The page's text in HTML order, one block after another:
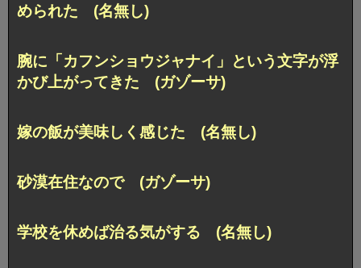
められた (名無し)
腕に「カフンショウジャナイ」という文字が浮
かび上がってきた (ガゾーサ)
嫁の飯が美味しく感じた (名無し)
砂漠在住なので (ガゾーサ)
学校を休めば治る気がする (名無し)